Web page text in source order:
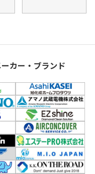
カー・ブランド